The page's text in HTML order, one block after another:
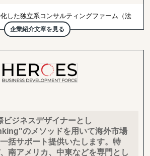
企業紹介文章を見る
した独立系コンサルティングファーム（法
企業買収、AI開発等）
出における最も役に立つ存在であり続けま
税務対策など一筋縄でいかないのが東南ア
最先端の知識・情報・コネクションを元に、
た経営コンサルティングサービスを提供し、
の経営課題に全力で取り組んで参ります。
ビジネスデザイナーとし
のメソッドを用いて海外市場
括サポート提供いたします。特
南アメリカ、中東などを専門とし